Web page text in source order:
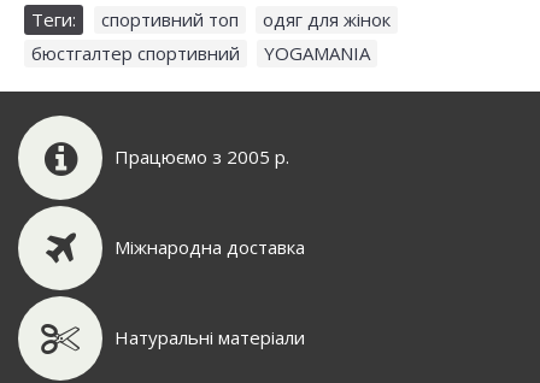
Теги: спортивний топ одяг для жінок
бюстгалтер спортивний
YOGAMANIA
Працюємо з 2005 р.
Міжнародна доставка
Натуральні матеріали